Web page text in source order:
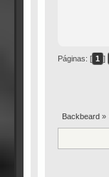
Páginas: [ 1 ]
Backbeard»